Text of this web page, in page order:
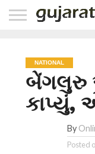
NATIONAL
બેંગલુરુ
કાપ્યું,
By
Posted